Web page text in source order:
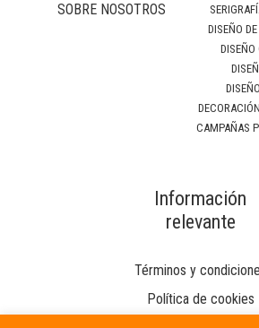
SOBRE NOSOTROS
DISEÑO
DISEÑO
CAMPAÑAS
Información
relevante
Términos y
Política de cookies